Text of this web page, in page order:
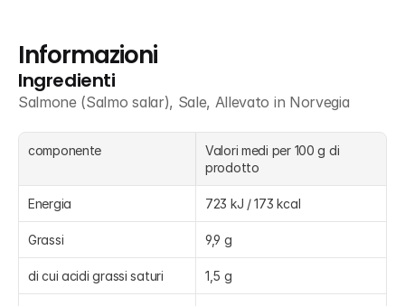
Informazioni
Ingredienti
Salmone (Salmo salar), Sale, Allevato in Norvegia
componente
Valori medi per 100 g di
prodotto
Energia 723 kJ / 173 kcal
Grassi 9,9 g
di cui acidi grassi saturi 1,5 g